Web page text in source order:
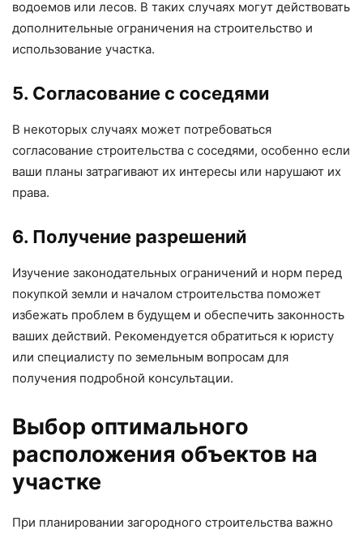
водоемов или лесов. В таких случаях могут действовать
дополнительные ограничения на строительство и
использование участка.
5. Согласование с соседями
В некоторых случаях может потребоваться
согласование строительства с соседями, особенно если
ваши планы затрагивают их интересы или нарушают их
права.
6. Получение разрешений
Изучение законодательных ограничений и норм перед
покупкой земли и началом строительства поможет
избежать проблем в будущем и обеспечить законность
ваших действий. Рекомендуется обратиться к юристу
или специалисту по земельным вопросам для
получения подробной консультации.
Выбор оптимального
расположения объектов на
участке
При планировании загородного строительства важно